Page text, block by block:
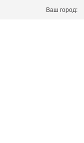
Ваш город: